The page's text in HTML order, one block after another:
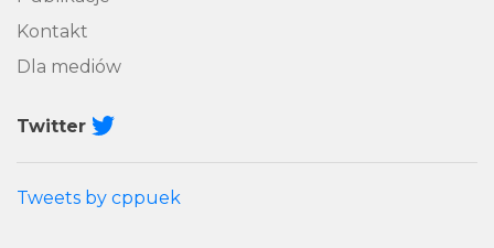
Kontakt
Dla mediów
Twitter
Tweets by cppuek